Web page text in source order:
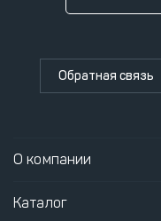
Обратная связь
О компании
Каталог